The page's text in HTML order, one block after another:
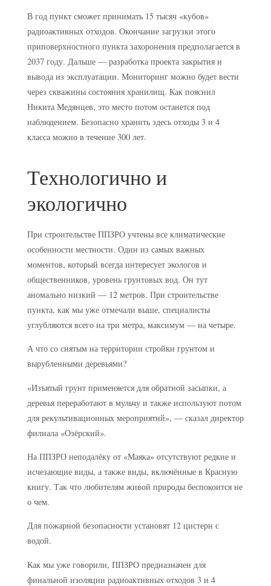
В год пункт сможет принимать 15 тысяч «кубов»
радиоактивных отходов. Окончание загрузки этого
приповерхностного пункта захоронения предполагается в
2037 году. Дальше — разработка проекта закрытия и
вывода из эксплуатации. Мониторинг можно будет вести
через скважины состояния хранилищ. Как пояснил
Никита Медянцев, это место потом останется под
наблюдением. Безопасно хранить здесь отходы 3 и 4
класса можно в течение 300 лет.
Технологично и
экологично
При строительстве ППЗРО учтены все климатические
особенности местности. Один из самых важных
моментов, который всегда интересует экологов и
общественников, уровень грунтовых вод. Он тут
аномально низкий — 12 метров. При строительстве
пункта, как мы уже отмечали выше, специалисты
углубляются всего на три метра, максимум — на четыре.
А что со снятым на территории стройки грунтом и
вырубленными деревьями?
«Изъятый грунт применяется для обратной засыпки, а
деревья переработают в мульчу и также используют потом
для рекультивационных мероприятий», — сказал директор
филиала «Озёрский».
На ППЗРО неподалёку от «Маяка» отсутствуют редкие и
исчезающие виды, а также виды, включённые в Красную
книгу. Так что любителям живой природы беспокоится не
о чем.
Для пожарной безопасности установят 12 цистерн с
водой.
Как мы уже говорили, ППЗРО предназначен для
финальной изоляции радиоактивных отходов 3 и 4